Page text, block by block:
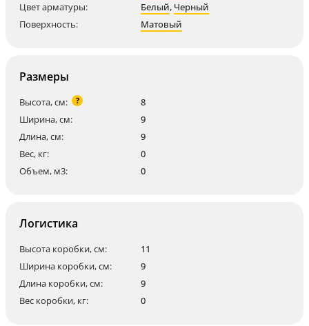
Цвет арматуры:
Белый, Черный
Поверхность:
Матовый
Размеры
Высота, см: ?
8
Ширина, см:
9
Длина, см:
9
Вес, кг:
0
Объем, м3:
0
Логистика
Высота коробки, см:
11
Ширина коробки, см:
9
Длина коробки, см:
9
Вес коробки, кг:
0